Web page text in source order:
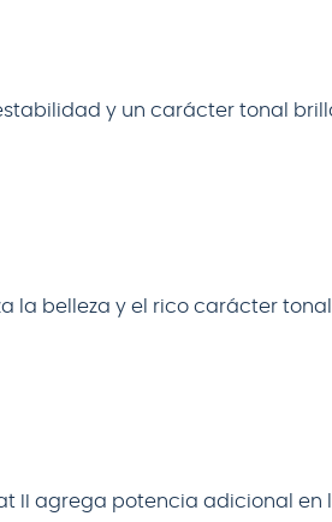
y un carácter tonal
la belleza y el rico carácter
II agrega potencia adicional en